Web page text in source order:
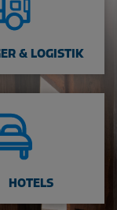
& LOGISTIK
HOTELS